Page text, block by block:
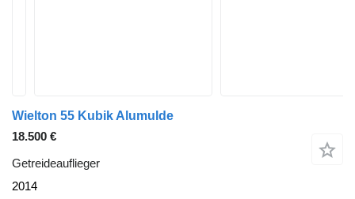
Wielton 55 Kubik Alumulde
18.500 €
Getreideauflieger
2014